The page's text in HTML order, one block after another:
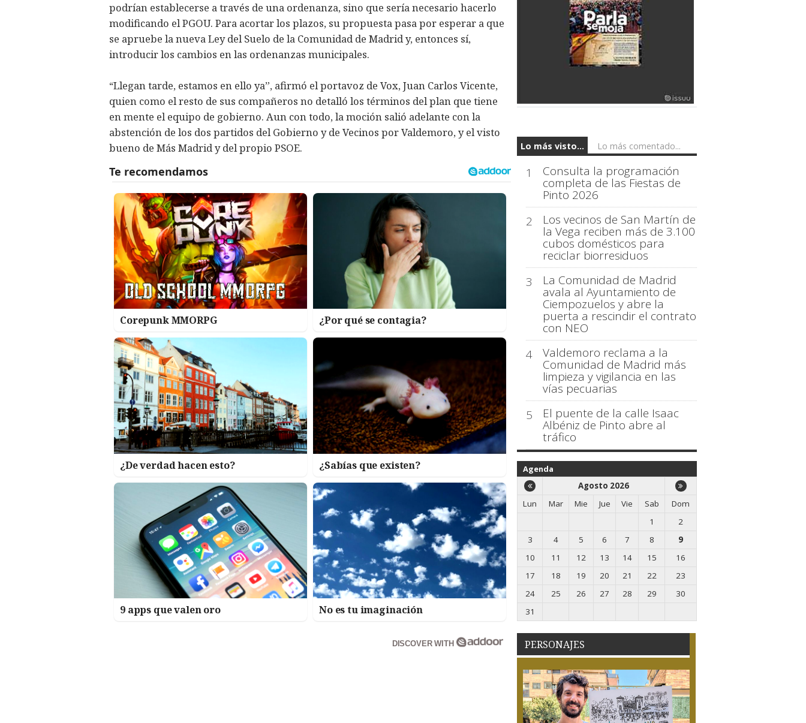
podrían establecerse a través de una ordenanza, sino que sería necesario hacerlo
modificando el PGOU. Para acortar los plazos, su propuesta pasa por esperar a que
se apruebe la nueva Ley del Suelo de la Comunidad de Madrid y, entonces sí,
introducir los cambios en las ordenanzas municipales.
“Llegan tarde, estamos en ello ya”, afirmó el portavoz de Vox, Juan Carlos Vicente,
quien como el resto de sus compañeros no detalló los términos del plan que tiene
en mente el equipo de gobierno. Aun con todo, la moción salió adelante con la
abstención de los dos partidos del Gobierno y de Vecinos por Valdemoro, y el visto
bueno de Más Madrid y del propio PSOE.
Corepunk MMORPG ¿Por qué se contagia?
¿De verdad hacen esto? ¿Sabías que existen?
9 apps que valen oro No es tu imaginación
DISCOVER WITH
Lo más visto... Lo más comentado...
1 Consulta la programación
completa de las Fiestas de
Pinto 2026
2
Los vecinos de San Martín de
la Vega reciben más de 3.100
cubos domésticos para
reciclar biorresiduos
3
La Comunidad de Madrid
avala al Ayuntamiento de
Ciempozuelos y abre la
puerta a rescindir el contrato
con NEO
4
Valdemoro reclama a la
Comunidad de Madrid más
limpieza y vigilancia en las
vías pecuarias
5
El puente de la calle Isaac
Albéniz de Pinto abre al
tráfico
Agenda
Agosto 2026
Lun
Mar Mie Jue Vie Sab
Dom
1
2
3
4 5 6 7 8
9
10
11 12 13 14 15
16
17
18 19 20 21 22
23
24
25 26 27 28 29
30
31
PERSONAJES